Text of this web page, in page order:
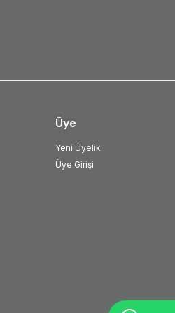
Üye
Yeni Üyelik
Üye Girişi